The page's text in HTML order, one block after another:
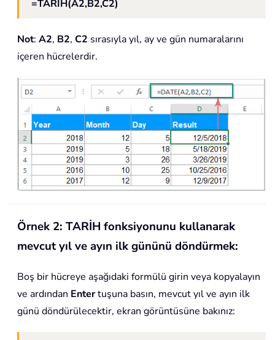
=TARİH(A2,B2,C2)
Not: A2, B2, C2 sırasıyla yıl, ay ve gün numaralarını
içeren hücrelerdir.
Örnek 2: TARİH fonksiyonunu kullanarak
mevcut yıl ve ayın ilk gününü döndürmek:
Boş bir hücreye aşağıdaki formülü girin veya kopyalayın
ve ardından Entertuşuna basın, mevcut yıl ve ayın ilk
günü döndürülecektir, ekran görüntüsüne bakınız: